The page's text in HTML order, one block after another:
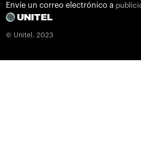
Envíe un correo electrónico a
© Unitel. 2023